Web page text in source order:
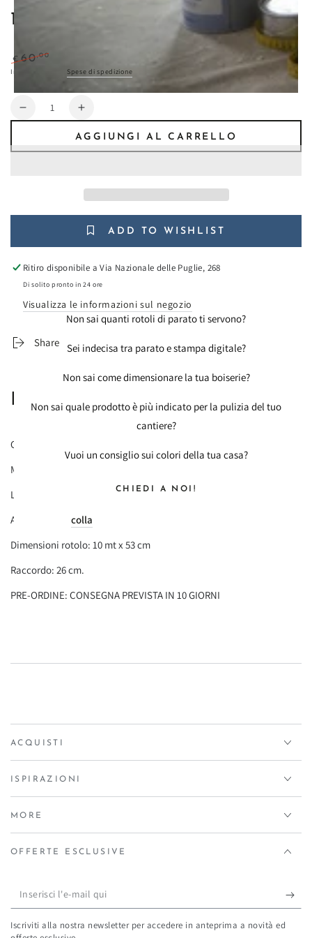
Non sai quanti rotoli di parato ti servono?
Sei indecisa tra parato e stampa digitale?
Non sai come dimensionare la tua boiserie?
Non sai quale prodotto è più indicato per la pulizia del tuo
cantiere?
Vuoi un consiglio sui colori della tua casa?
CHIEDI A NOI!
103106000 Caselio Wallpaper
Prezzo
€ 60,00
Imposte incluse. Spese di spedizione
Quantità
Diminuisci
cod.
Caselio
Aumenta
per
Parati
Essentiel
cod.
103106000
Caselio
AGGIUNGI AL CARRELLO
ADD TO WISHLIST
Ritiro disponibile aVia Nazionale delle Puglie, 268
Di solito pronto in 24 ore
Visualizza le informazioni sul negozio
Share
Descrizione Prodotto
Carta da Parati Essentiel cod. 103106000 Caselio Wallpaper
Materiale: TNT
Lavabilità: lavabile
Applicazione: colla
Dimensioni rotolo: 10 mt x 53 cm
Raccordo: 26 cm.
PRE-ORDINE: CONSEGNA PREVISTA IN 10 GIORNI
ACQUISTI
ISPIRAZIONI
MORE
OFFERTE ESCLUSIVE
Inserisci
l'e-
mail
Iscriviti alla nostra newsletter per accedere in anteprima a novità ed